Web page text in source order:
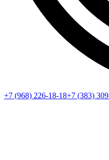
+7 (968) 226-18-18+7 (383)